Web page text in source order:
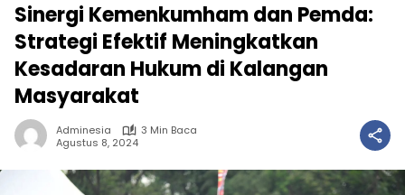
Sinergi Kemenkumham dan Pemda:
Strategi Efektif Meningkatkan
Kesadaran Hukum di Kalangan
Masyarakat
Adminesia
3 Min Baca
Agustus 8, 2024